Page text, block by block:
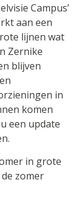
Campus’
aan een
lijnen wat
Zernike
blijven
in
komen
een update
in grote
zomer